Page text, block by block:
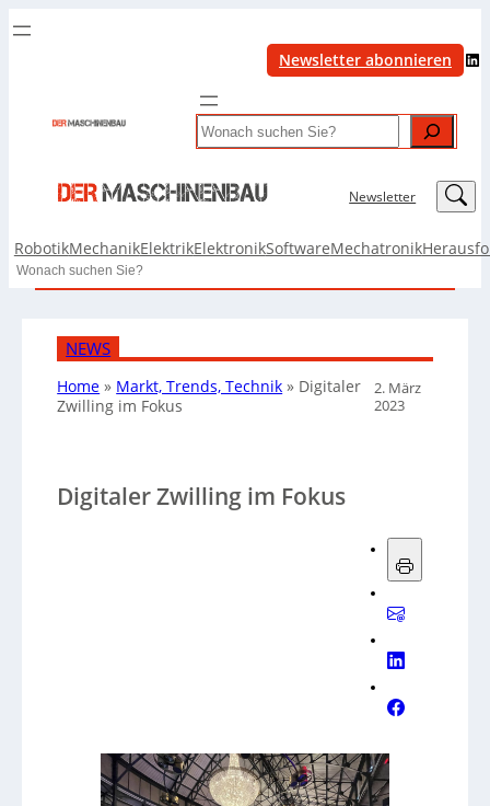
Newsletter abonnieren LinkedIn
Search
Newsletter LinkedIn
RobotikMechanikElektrikElektronikSoftwareMechatronik
Search
NEWS
Home » Markt, Trends, Technik » Digitaler
Zwilling im Fokus
2. März
2023
Digitaler Zwilling im Fokus